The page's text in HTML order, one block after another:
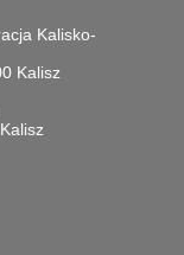
Kalisko-
Kalisz